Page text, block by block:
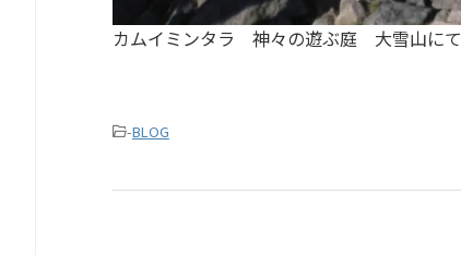
カムイミンタラ 神々の遊ぶ庭 大雪山にて
-BLOG